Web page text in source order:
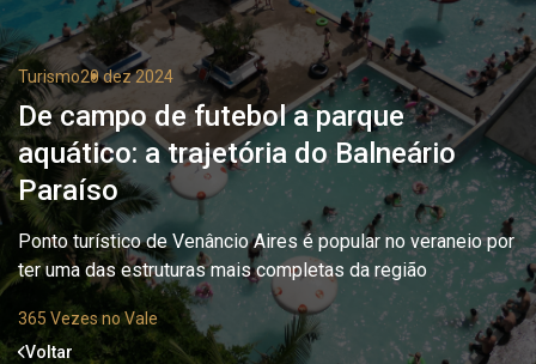
Turismo20 dez 2024
De campo de futebol a parque
aquático: a trajetória do Balneário
Paraíso
Ponto turístico de Venâncio Aires é popular no veraneio por
ter uma das estruturas mais completas da região
365 Vezes no Vale
Voltar